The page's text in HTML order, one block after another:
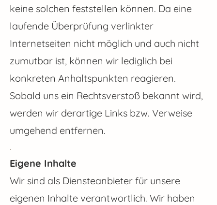
keine solchen feststellen können. Da eine
laufende Überprüfung verlinkter
Internetseiten nicht möglich und auch nicht
zumutbar ist, können wir lediglich bei
konkreten Anhaltspunkten reagieren.
Sobald uns ein Rechtsverstoß bekannt wird,
werden wir derartige Links bzw. Verweise
umgehend entfernen.
.
Eigene Inhalte
Wir sind als Diensteanbieter für unsere
eigenen Inhalte verantwortlich. Wir haben